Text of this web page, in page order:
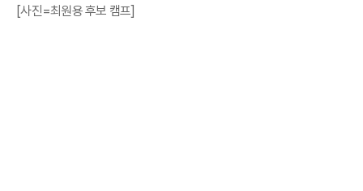
[사진=최원용 후보 캠프]